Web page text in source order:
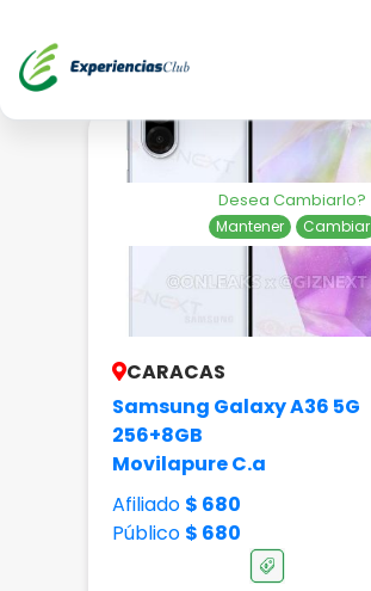
Desea Cambiarlo?
Mantener Cambiar
CARACAS
Samsung Galaxy A36 5G
256+8GB
Movilapure C.a
Afiliado $ 680
Público $ 680